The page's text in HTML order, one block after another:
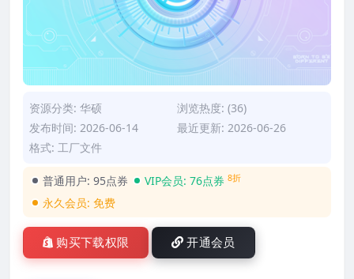
资源分类: 华硕
浏览热度: (36)
发布时间: 2026-06-14
最近更新: 2026-06-26
格式: 工厂文件
普通用户: 95点券 VIP会员: 76点券 8折
永久会员: 免费
购买下载权限 开通会员